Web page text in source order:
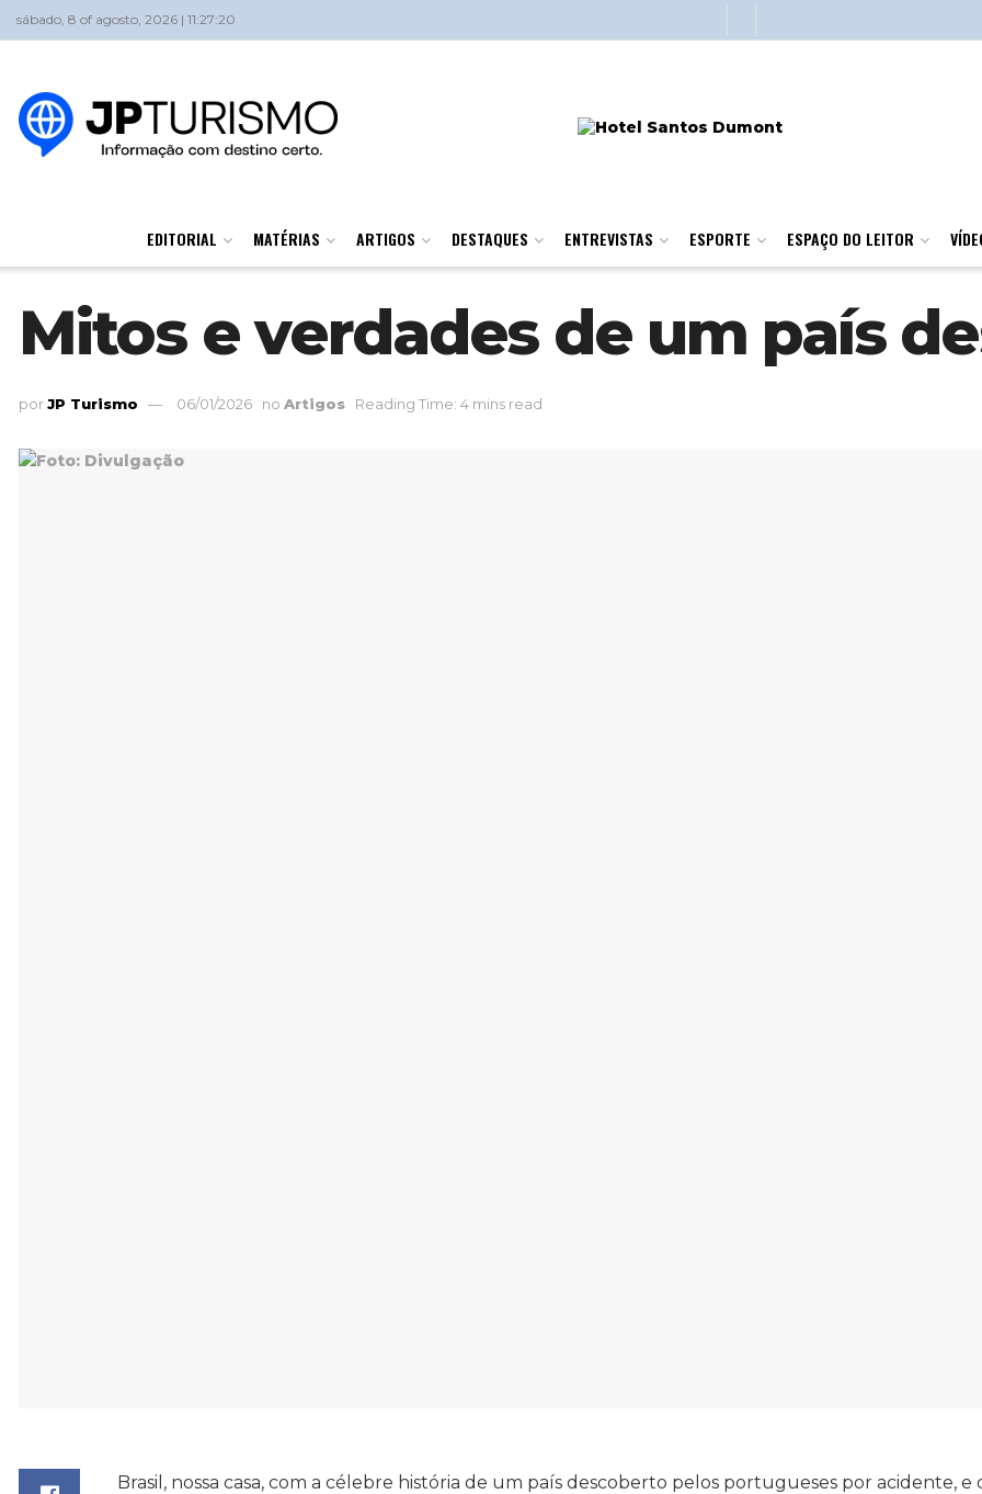
sábado, 8 of agosto, 2026 | 11:27:20
EDITORIAL MATÉRIAS ARTIGOS DESTAQUES ENTREVISTAS ESPORTE ESPAÇO DO LEITOR
Mitos e verdades de um país
porJP Turismo 06/01/2026 no Artigos Reading Time: 4 mins read
Brasil, nossa casa, com a célebre história de um país descoberto pelos portugueses por acidente, e